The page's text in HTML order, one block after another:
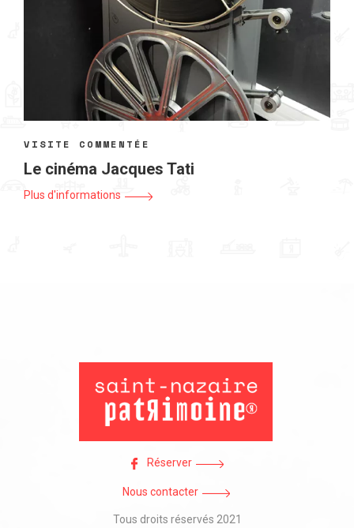
VISITE COMMENTÉE
Le cinéma Jacques Tati
Plus d'informations
Réserver
Nous contacter
Tous droits réservés 2021